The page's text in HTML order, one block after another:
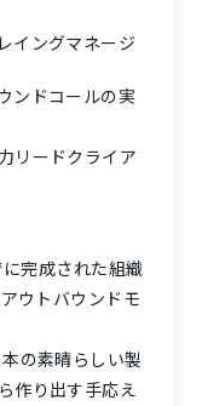
イングマネージ
ンドコールの実
リードクライア
完成された組織
ウトバウンドモ
本の素晴らしい製
作り出す手応え